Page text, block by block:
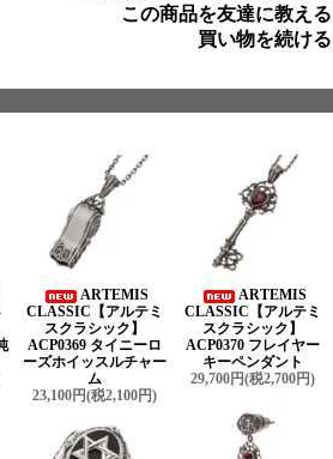
この商品を友達に教える
買い物を続ける
ARTEMIS
CLASSIC【アルテミ
スクラシック】
ACP0369 タイニーロ
ーズホイッスルチャー
ム
23,100円(税2,100円)
ARTEMIS
CLASSIC【アルテミ
スクラシック】
ACP0370 フレイヤー
キーペンダント
29,700円(税2,700円)